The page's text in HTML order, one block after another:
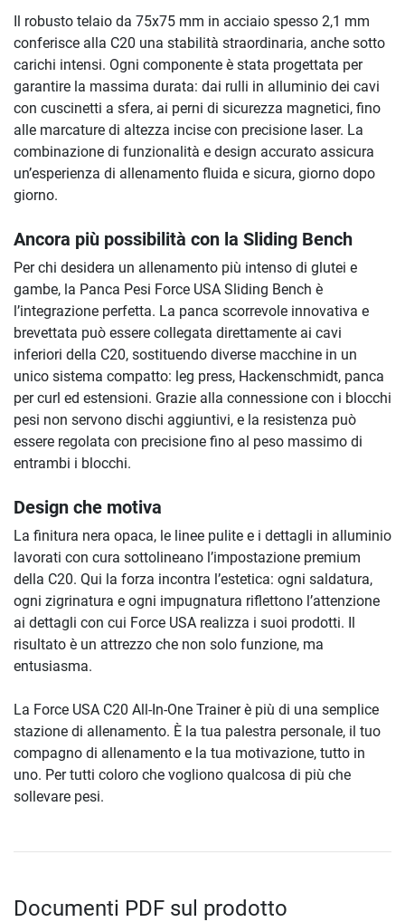
Il robusto telaio da 75x75 mm in acciaio spesso 2,1 mm
conferisce alla C20 una stabilità straordinaria, anche sotto
carichi intensi. Ogni componente è stata progettata per
garantire la massima durata: dai rulli in alluminio dei cavi
con cuscinetti a sfera, ai perni di sicurezza magnetici, fino
alle marcature di altezza incise con precisione laser. La
combinazione di funzionalità e design accurato assicura
un’esperienza di allenamento fluida e sicura, giorno dopo
giorno.
Ancora più possibilità con la Sliding Bench
Per chi desidera un allenamento più intenso di glutei e
gambe, la Panca Pesi Force USA Sliding Bench è
l’integrazione perfetta. La panca scorrevole innovativa e
brevettata può essere collegata direttamente ai cavi
inferiori della C20, sostituendo diverse macchine in un
unico sistema compatto: leg press, Hackenschmidt, panca
per curl ed estensioni. Grazie alla connessione con i blocchi
pesi non servono dischi aggiuntivi, e la resistenza può
essere regolata con precisione fino al peso massimo di
entrambi i blocchi.
Design che motiva
La finitura nera opaca, le linee pulite e i dettagli in alluminio
lavorati con cura sottolineano l’impostazione premium
della C20. Qui la forza incontra l’estetica: ogni saldatura,
ogni zigrinatura e ogni impugnatura riflettono l’attenzione
ai dettagli con cui Force USA realizza i suoi prodotti. Il
risultato è un attrezzo che non solo funzione, ma
entusiasma.
La Force USA C20 All-In-One Trainer è più di una semplice
stazione di allenamento. È la tua palestra personale, il tuo
compagno di allenamento e la tua motivazione, tutto in
uno. Per tutti coloro che vogliono qualcosa di più che
sollevare pesi.
Documenti PDF sul prodotto